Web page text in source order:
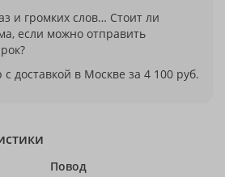
и громких слов… Стоит ли
если можно отправить
с доставкой в Москве за 4 100 руб.
Повод